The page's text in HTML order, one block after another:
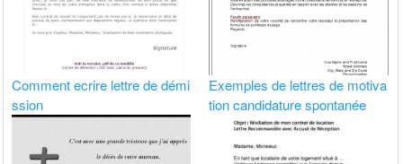
Comment ecrire lettre de démi
ssion
Exemples de lettres de motiva
tion candidature spontanée